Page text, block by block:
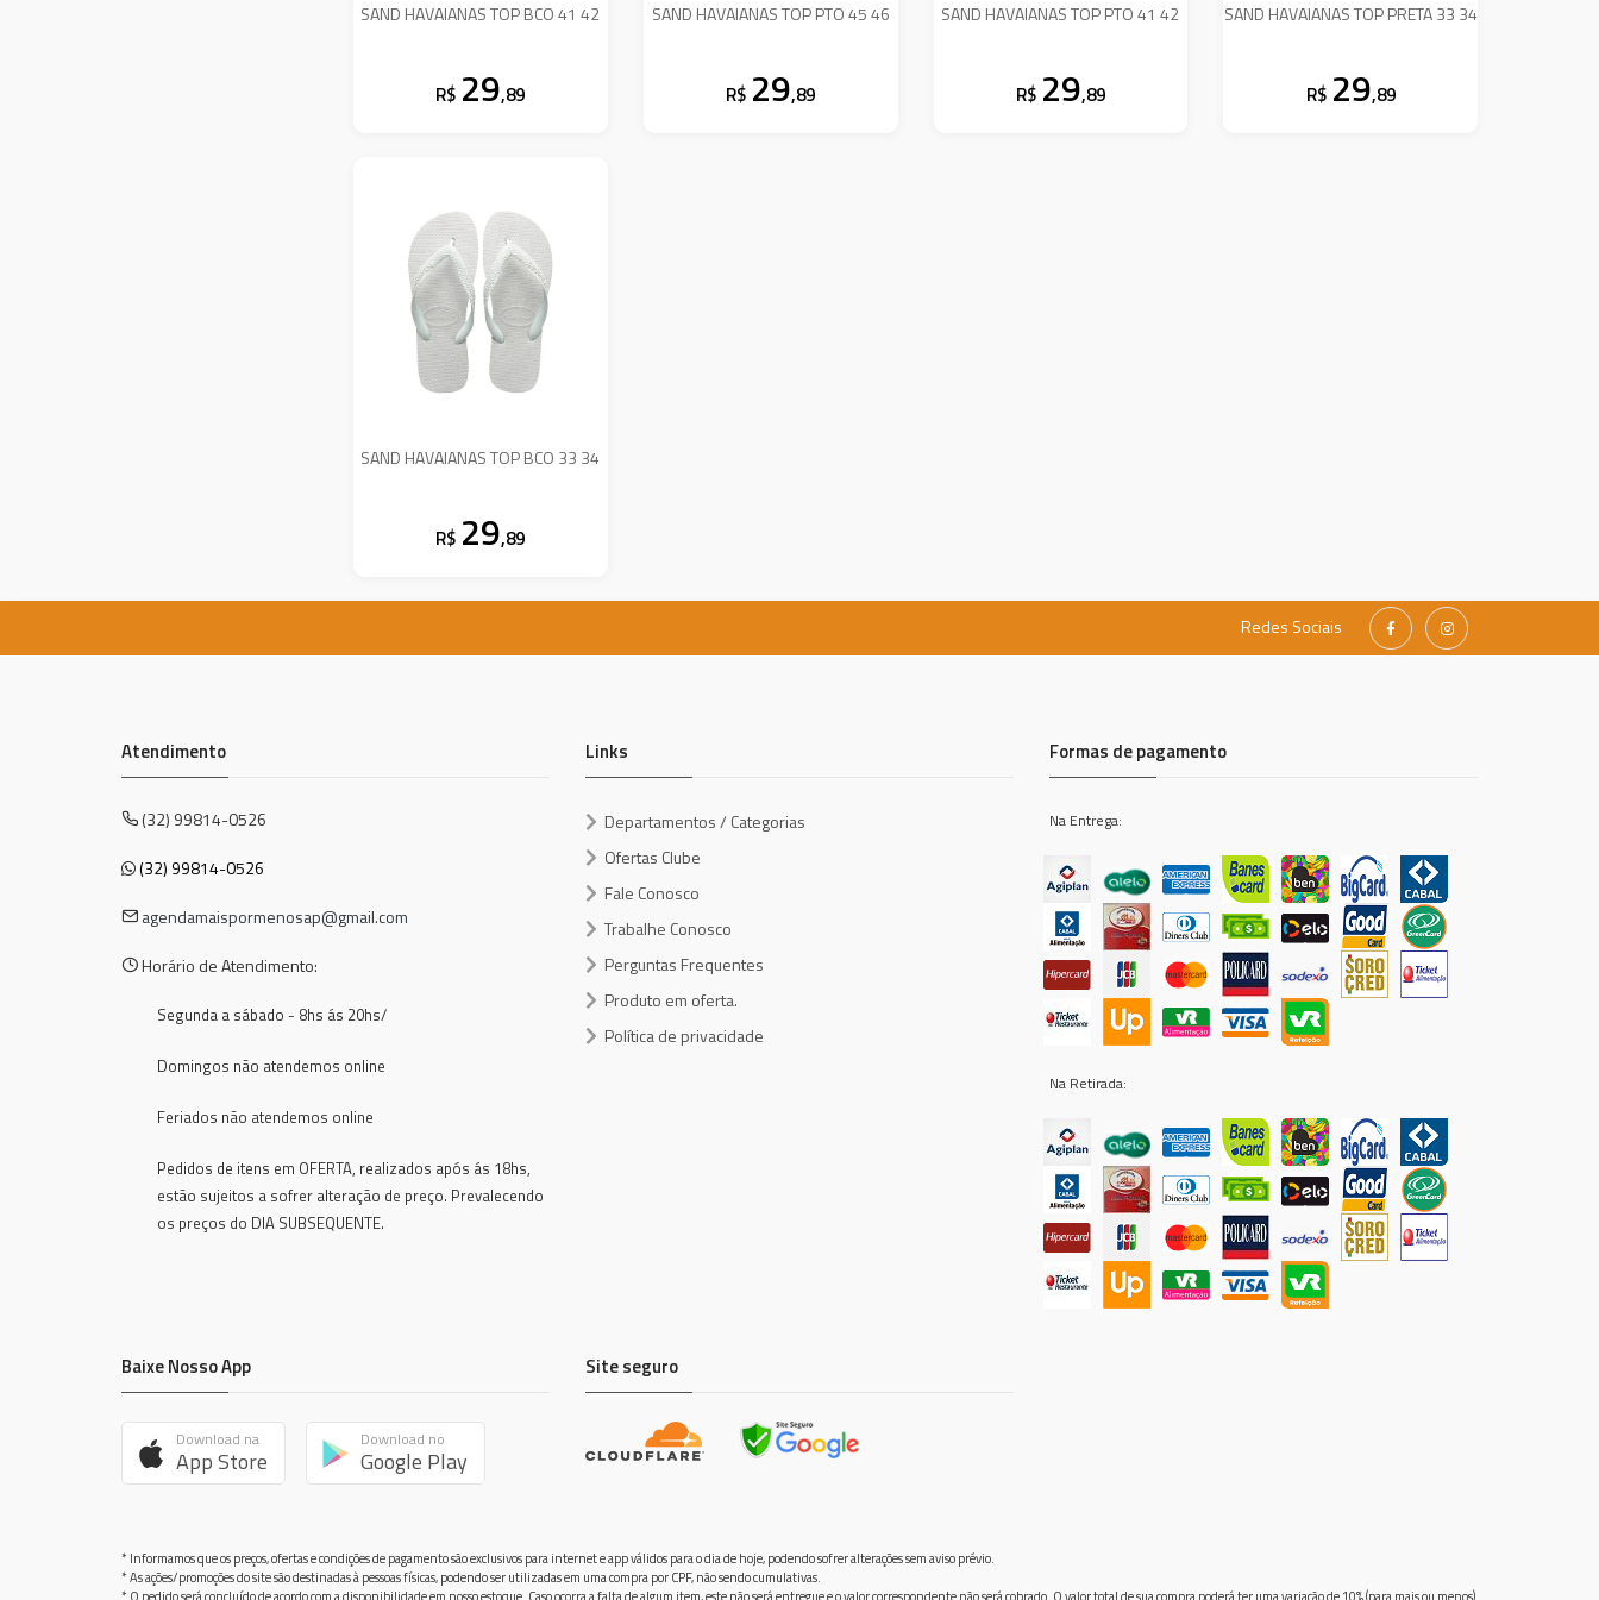
SAND HAVAIANAS TOP BCO 41 42
R$ 29,89
SAND HAVAIANAS TOP PTO 45 46
R$ 29,89
SAND HAVAIANAS TOP PTO 41 42
R$ 29,89
SAND HAVAIANAS TOP PRETA 33 34
R$ 29,89
SAND HAVAIANAS TOP BCO 33 34
R$ 29,89
Redes Sociais
Atendimento
(32) 99814-0526
(32) 99814-0526
agendamaispormenosap@gmail.com
Horário de Atendimento:
Segunda a sábado - 8hs ás 20hs/
Domingos não atendemos online
Feriados não atendemos online
Pedidos de itens em OFERTA, realizados após ás 18hs,
estão sujeitos a sofrer alteração de preço. Prevalecendo
os preços do DIA SUBSEQUENTE.
Links
Departamentos / Categorias
Ofertas Clube
Fale Conosco
Trabalhe Conosco
Perguntas Frequentes
Produto em oferta.
Política de privacidade
Formas de pagamento
Na Entrega:
Na Retirada:
Baixe Nosso App
Download na
App Store
Download no
Google Play
Site seguro
* Informamos que os preços, ofertas e condições de pagamento são exclusivos para internet e app válidos para o dia de hoje, podendo sofrer alterações sem aviso prévio.
* As ações/promoções do site são destinadas à pessoas físicas, podendo ser utilizadas em uma compra por CPF, não sendo cumulativas.